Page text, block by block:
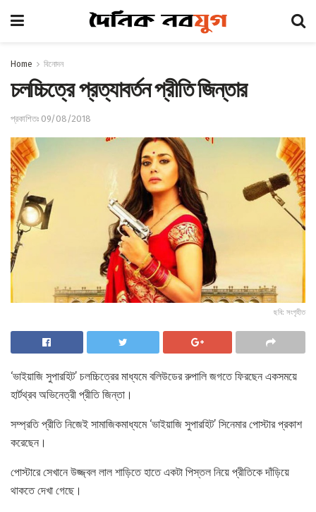
Home বিনোদন
চলচ্চিত্রে প্রত্যাবর্তন প্রীতি জিন্তার
প্রকাশিতঃ 09/08/2018
ছবি: সংগৃহীত
‘ভাইয়াজি সুপারহিট’ চলচ্চিত্রের মাধ্যমে বলিউডের রুপালি জগতে ফিরছেন একসময়ে
হার্টথ্রব অভিনেত্রী প্রীতি জিন্তা।
সম্প্রতি প্রীতি নিজেই সামাজিকমাধ্যমে ‘ভাইয়াজি সুপারহিট’ সিনেমার পোস্টার প্রকাশ
করেছেন।
পোস্টারে সেখানে উজ্জ্বল লাল শাড়িতে হাতে একটা পিস্তল নিয়ে প্রীতিকে দাঁড়িয়ে
থাকতে দেখা গেছে।